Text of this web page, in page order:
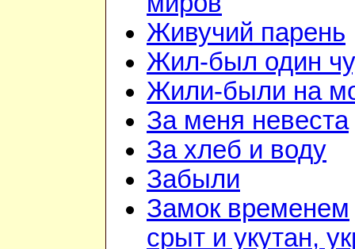
Живучий парень
Жил-был один
Жили-были на
За меня невеста
За хлеб и воду
Забыли
Замок временем
срыт и укутан,